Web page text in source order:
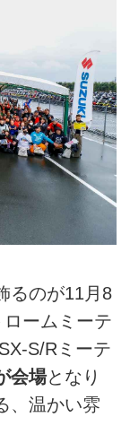
るのが11月8
ームミーテ
S/Rミーテ
会場となり
、温かい雰